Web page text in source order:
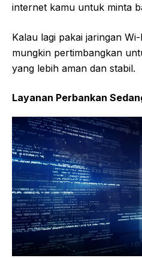
internet kamu untuk minta
Kalau lagi pakai jaringan
mungkin pertimbangkan
yang lebih aman dan stabil.
Layanan Perbankan